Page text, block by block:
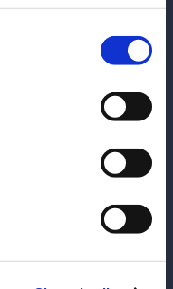
RECETA